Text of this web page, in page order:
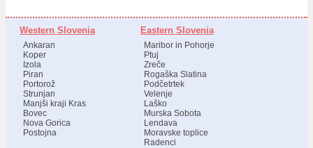
Western Slovenia
Ankaran
Koper
Izola
Piran
Portorož
Strunjan
Manjši kraji Kras
Bovec
Nova Gorica
Postojna
Eastern Slovenia
Maribor in Pohorje
Ptuj
Zreče
Rogaška Slatina
Podčetrtek
Velenje
Laško
Murska Sobota
Lendava
Moravske toplice
Radenci